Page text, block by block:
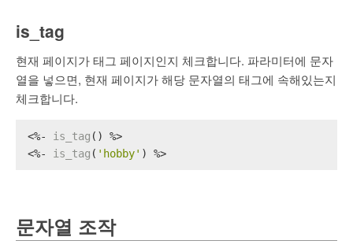
is_tag
현재 페이지가 태그 페이지인지 체크합니다. 파라미터에 문자
열을 넣으면, 현재 페이지가 해당 문자열의 태그에 속해있는지
체크합니다.
<%- is_tag () %>
<%- is_tag ( 'hobby' ) %>
문자열 조작